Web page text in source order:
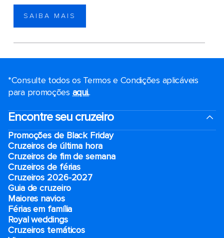
SAIBA MAIS
*Consulte todos os Termos e Condições aplicáveis ​​
para promoções aqui..
Encontre seu cruzeiro
Promoções de Black Friday
Cruzeiros de última hora
Cruzeiros de fim de semana
Cruzeiros de férias
Cruzeiros 2026-2027
Guia de cruzeiro
Maiores navios
Férias em família
Royal weddings
Cruzeiros temáticos